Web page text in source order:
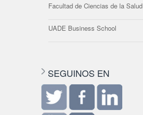
Facultad de Ciencias de la Salud
UADE Business School
SEGUINOS EN